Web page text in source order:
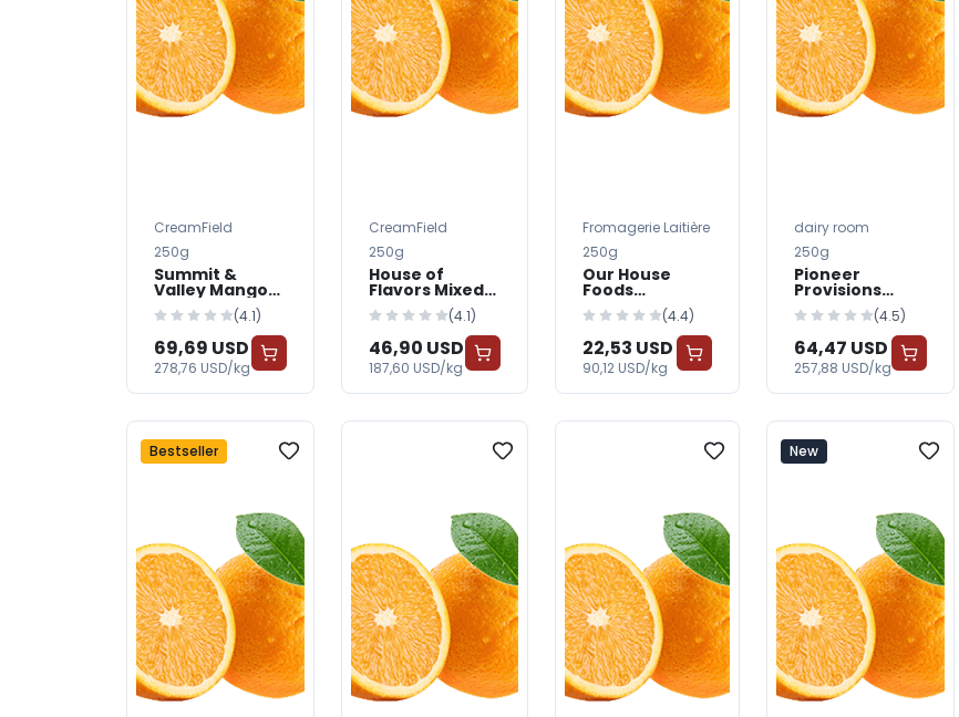
CreamField
250g
Summit &
Valley Mango
Yogurt (4.1)
69,69 USD
278,76 USD/kg
CreamField
250g
House of
Flavors Mixed
Berry Yogurt
(4.1)
46,90 USD
187,60 USD/kg
Fromagerie Laitière
250g
Our House
Foods
Strawberry
Yogurt (4.4)
22,53 USD
90,12 USD/kg
dairy room
250g
Pioneer
Provisions
Blueberry
Yogurt (4.5)
64,47 USD
257,88 USD/kg
Bestseller New